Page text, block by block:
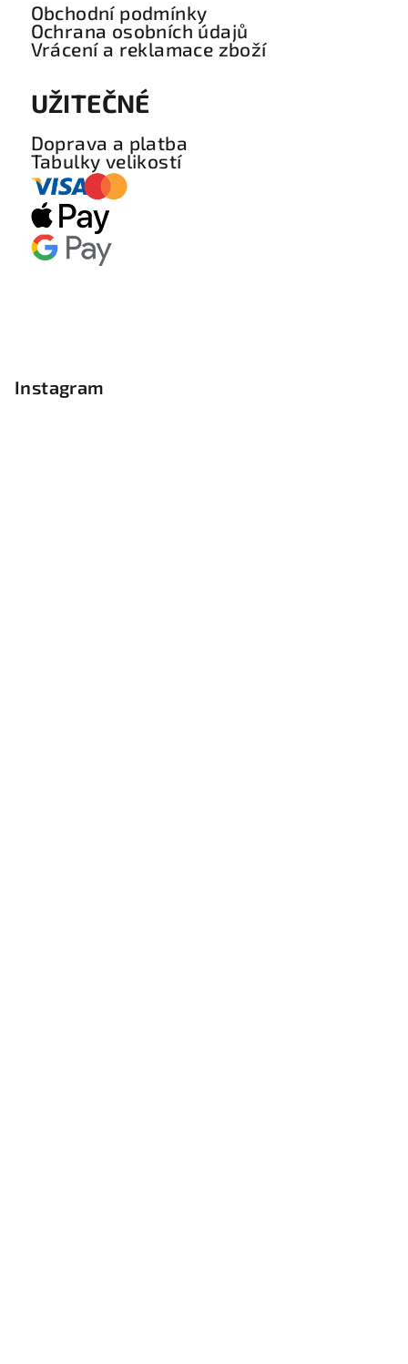
Obchodní podmínky
Ochrana osobních údajů
Vrácení a reklamace zboží
UŽITEČNÉ
Doprava a platba
Tabulky velikostí
Instagram